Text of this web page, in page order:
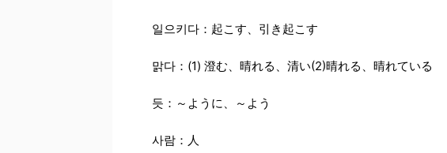
일으키다：起こす、引き起こす
맑다：(1) 澄む、晴れる、清い(2)晴れる、晴れている
듯：～ように、～よう
사람：人